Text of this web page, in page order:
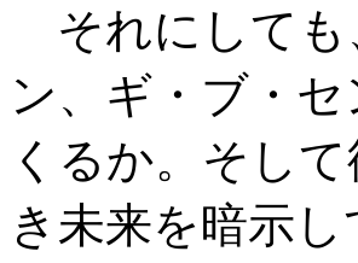
それにしても
ン、ギ・ブ・
くるか。そし
き未来を暗示